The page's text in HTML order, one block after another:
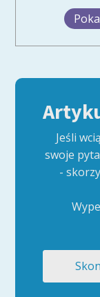
Jeśli
swoje
-